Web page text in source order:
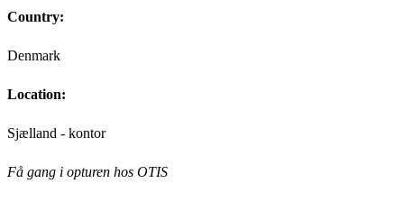
Country:
Denmark
Location:
Sjælland - kontor
Få gang i opturen hos OTIS